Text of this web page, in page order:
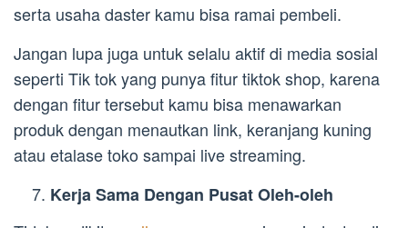
serta usaha daster kamu bisa ramai pembeli.
Jangan lupa juga untuk selalu aktif di media sosial
seperti Tik tok yang punya fitur tiktok shop, karena
dengan fitur tersebut kamu bisa menawarkan
produk dengan menautkan link, keranjang kuning
atau etalase toko sampai live streaming.
Kerja Sama Dengan Pusat Oleh-oleh